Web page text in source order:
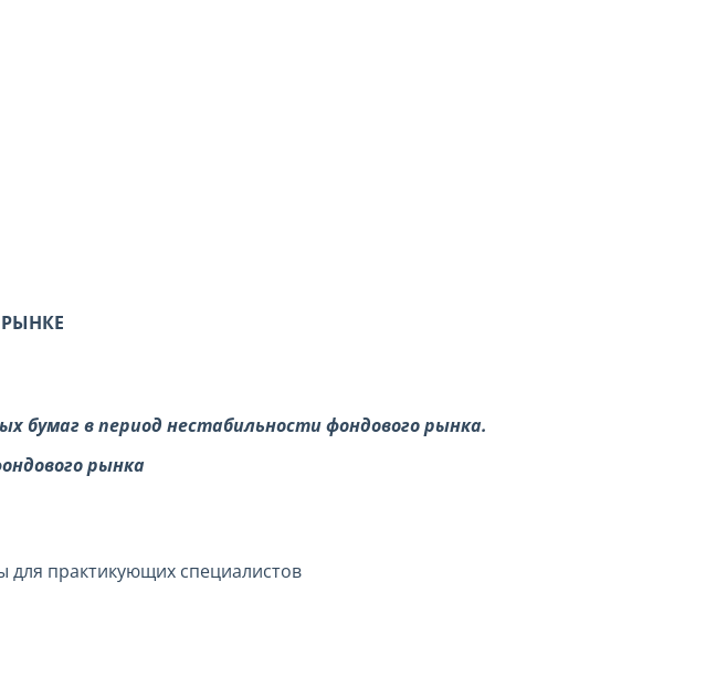
бумаг в период нестабильности фондового рынка.
рынка
для практикующих специалистов